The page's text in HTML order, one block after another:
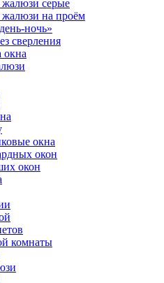
серые
на проём
ночь»
сверления
окна
окна
окон
окон
комнаты